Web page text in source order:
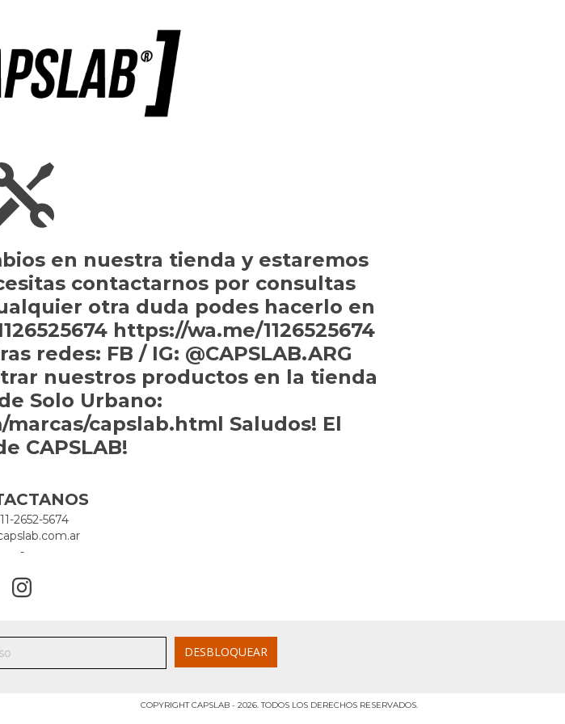
en nuestra tienda y estaremos
contactarnos por consultas
otra duda podes hacerlo en
https://wa.me/1126525674
redes: FB / IG: @CAPSLAB.ARG
nuestros productos en la tienda
Solo Urbano:
capslab.html Saludos! El
CAPSLAB!
2652-5674
-
COPYRIGHT CAPSLAB - 2026. TODOS LOS DERECHOS RESERVADOS.